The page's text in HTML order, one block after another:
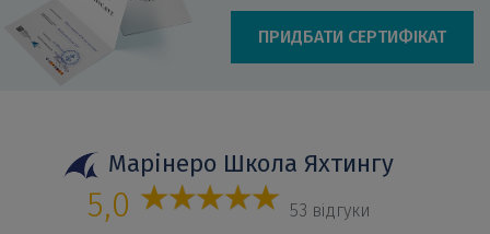
ПРИДБАТИ СЕРТИФІКАТ
Марінеро Школа Яхтингу
5,0 53 відгуки